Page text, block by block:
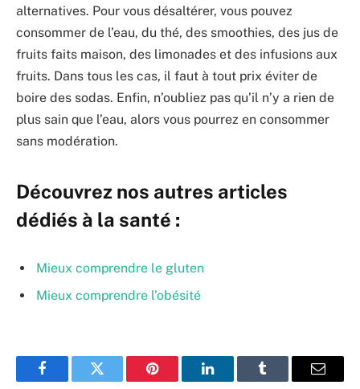
alternatives. Pour vous désaltérer, vous pouvez
consommer de l’eau, du thé, des smoothies, des jus de
fruits faits maison, des limonades et des infusions aux
fruits. Dans tous les cas, il faut à tout prix éviter de
boire des sodas. Enfin, n’oubliez pas qu’il n’y a rien de
plus sain que l’eau, alors vous pourrez en consommer
sans modération.
Découvrez nos autres articles
dédiés à la santé :
Mieux comprendre le gluten
Mieux comprendre l’obésité
FacebookTwitter Pinterest LinkedInTumblr Email